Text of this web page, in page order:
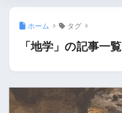
ホーム タグ
「地学」の記事一覧